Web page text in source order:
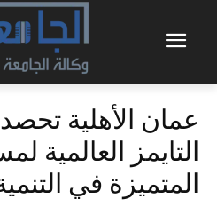
عمان الأهلية
التايمز العالمية
المتميزة في